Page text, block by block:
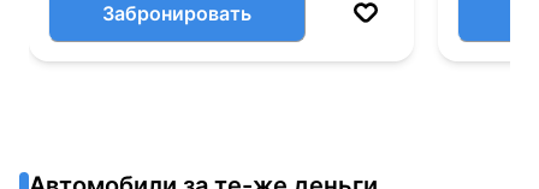
Забронировать